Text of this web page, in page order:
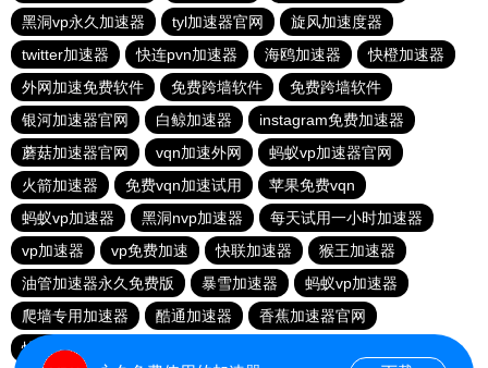
黑洞vp永久加速器
tyl加速器官网
旋风加速度器
twitter加速器
快连pvn加速器 海鸥加速器
快橙加速器
外网加速免费软件
免费跨墙软件
免费跨墙软件
银河加速器官网
白鲸加速器
instagram免费加速器
蘑菇加速器官网
vqn加速外网
蚂蚁vp加速器官网
火箭加速器
免费vqn加速试用
苹果免费vqn
蚂蚁vp加速器
黑洞nvp加速器
每天试用一小时加速器
vp加速器
vp免费加速 快联加速器
猴王加速器
油管加速器永久免费版
暴雪加速器
蚂蚁vp加速器
爬墙专用加速器
酷通加速器
香蕉加速器官网
快连vn破解版